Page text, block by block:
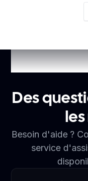
Des
Besoin d'aide ?
service